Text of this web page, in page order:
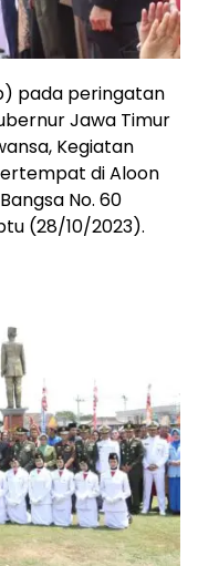
pada peringatan
Jawa Timur
Kegiatan
di Aloon
No. 60
(28/10/2023).